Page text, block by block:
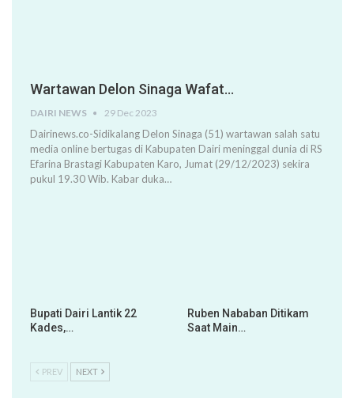
Wartawan Delon Sinaga Wafat…
DAIRI NEWS 29 Dec 2023
Dairinews.co-Sidikalang Delon Sinaga (51) wartawan salah satu
media online bertugas di Kabupaten Dairi meninggal dunia di RS
Efarina Brastagi Kabupaten Karo, Jumat (29/12/2023) sekira
pukul 19.30 Wib. Kabar duka…
Bupati Dairi Lantik 22
Kades,…
Ruben Nababan Ditikam
Saat Main…
PREV NEXT